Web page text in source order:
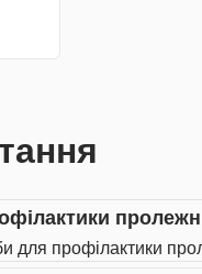
для профілактики